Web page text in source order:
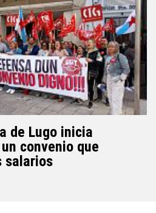
de Lugo inicia
convenio que
salarios